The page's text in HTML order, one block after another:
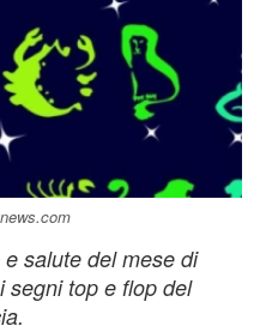
salute del mese di
segni top e flop del